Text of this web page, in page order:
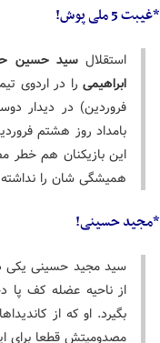
*غیبت 5 ملی پوش!
استقلالسید حسین
ابراهیمی
فروردین) در دیدار
بامداد روز هشتم
این بازیکنان هم
همیشگی شان را
*مجید حسینی!
سید مجید حسینی یکی
از ناحیه عضله کف پا
بگیرد. او که از
مصدومیتش قطعا برای